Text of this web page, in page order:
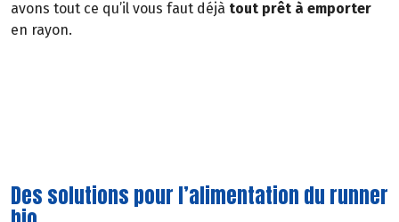
avons tout ce qu’il vous faut déjà tout prêt à emporter
en rayon.
Des solutions pour l’alimentation du runner